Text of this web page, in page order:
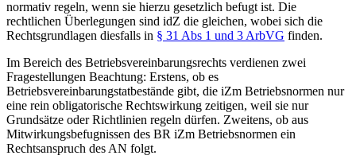
normativ regeln, wenn sie hierzu gesetzlich befugt ist. Die
rechtlichen Überlegungen sind idZ die gleichen, wobei sich die
Rechtsgrundlagen diesfalls in § 31 Abs 1 und 3 ArbVG finden.
Im Bereich des Betriebsvereinbarungsrechts verdienen zwei
Fragestellungen Beachtung: Erstens, ob es
Betriebsvereinbarungstatbestände gibt, die iZm Betriebsnormen nur
eine rein obligatorische Rechtswirkung zeitigen, weil sie nur
Grundsätze oder Richtlinien regeln dürfen. Zweitens, ob aus
Mitwirkungsbefugnissen des BR iZm Betriebsnormen ein
Rechtsanspruch des AN folgt.